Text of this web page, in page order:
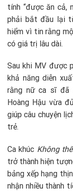
tính “được ăn cả,
phải bắt đầu lại
hiểm vì tin rằng
có giá trị lâu dài.
Sau khi MV được
khả năng diễn
rằng nữ ca sĩ đã
Hoàng Hậu vừa
giúp câu chuyện
trẻ.
Ca khúc Không
trở thành hiện
bảng xếp hạng
nhận nhiều thành